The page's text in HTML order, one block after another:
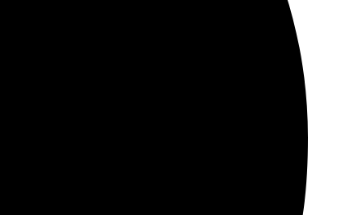
загрузил фото и оформил заказ. Всё сделали
могу рекомендовать!
все интуитивно понятно. Качество печати
всем, кто ценит качественные